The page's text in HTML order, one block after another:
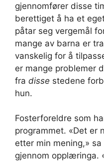
gjennomfører disse
berettiget å ha et
påtar seg vergemål
mange av barna er
vanskelig for å
er mange problemer
fra disse stedene
hun.
Fosterforeldre som
programmet. «Det er
etter min mening,»
gjennom opplæringa.